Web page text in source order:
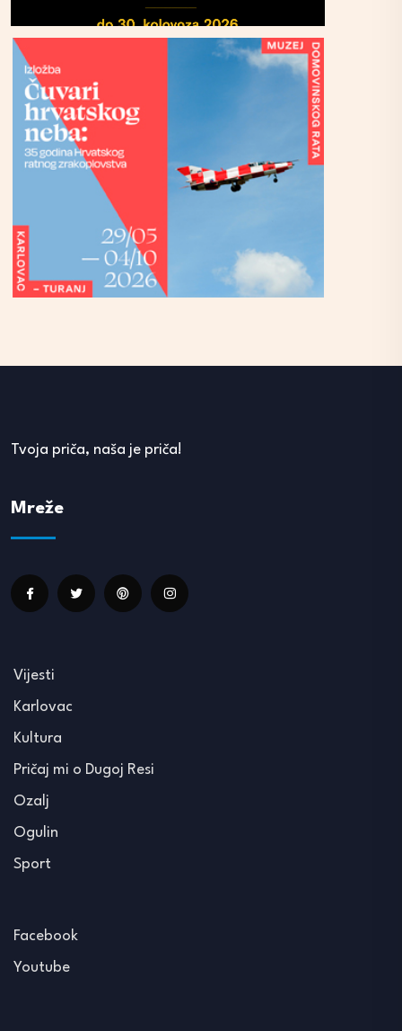
Tvoja priča, naša je priča!
Mreže
Vijesti
Karlovac
Kultura
Pričaj mi o Dugoj Resi
Ozalj
Ogulin
Sport
Facebook
Youtube